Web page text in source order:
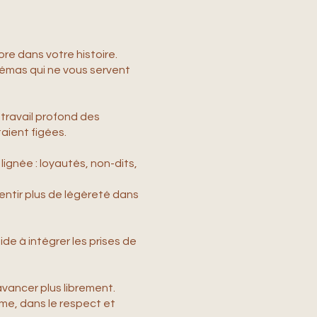
dans votre histoire.
qui ne vous servent
profond des
figées.
: loyautés, non-dits,
plus de légèreté dans
à intégrer les prises de
plus librement.
dans le respect et